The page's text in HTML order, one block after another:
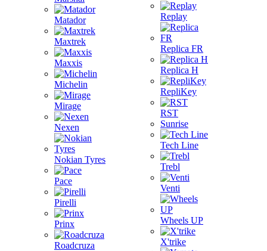
Matador
Maxtrek
Maxxis
Michelin
Mirage
Nexen
Nokian Tyres
Pace
Pirelli
Prinx
Roadcruza
Replay
Replica FR
Replica H
RepliKey
RST
Sunrise
Tech Line
Trebl
Venti
Wheels UP
X'trike